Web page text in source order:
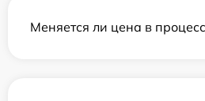
Меняется ли цена в